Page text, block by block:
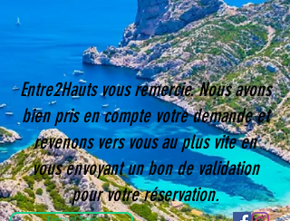
Entre2Hauts vous remercie. Nous avons
bien pris en compte votre demande et
revenons vers vous au plus vite en
vous envoyant un bon de validation
pour votre réservation.
Terms of Sales